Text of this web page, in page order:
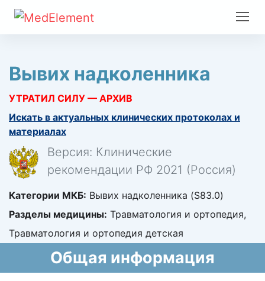
Вывих надколенника
УТРАТИЛ СИЛУ — АРХИВ
Искать в актуальных клинических протоколах и
материалах
Версия: Клинические
рекомендации РФ 2021 (Россия)
Категории МКБ: Вывих надколенника (S83.0)
Разделы медицины: Травматология и ортопедия,
Травматология и ортопедия детская
Общая информация